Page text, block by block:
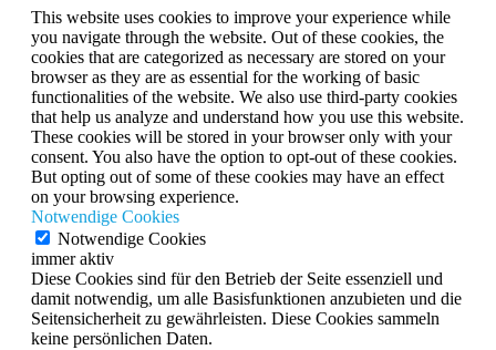
This website uses cookies to improve your experience while
you navigate through the website. Out of these cookies, the
cookies that are categorized as necessary are stored on your
browser as they are as essential for the working of basic
functionalities of the website. We also use third-party cookies
that help us analyze and understand how you use this website.
These cookies will be stored in your browser only with your
consent. You also have the option to opt-out of these cookies.
But opting out of some of these cookies may have an effect
on your browsing experience.
Notwendige Cookies
Notwendige Cookies
immer aktiv
Diese Cookies sind für den Betrieb der Seite essenziell und
damit notwendig, um alle Basisfunktionen anzubieten und die
Seitensicherheit zu gewährleisten. Diese Cookies sammeln
keine persönlichen Daten.